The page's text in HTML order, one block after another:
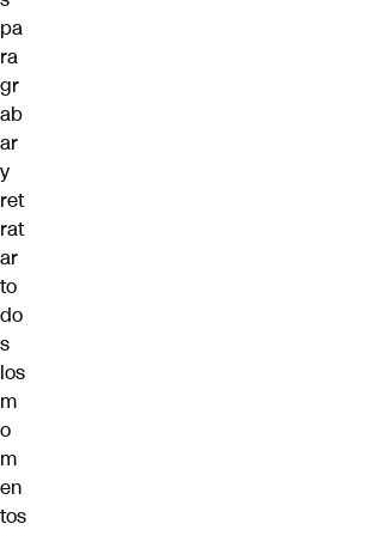
pa
ra
gr
ab
ar
y
ret
rat
ar
to
do
s
los
m
o
m
en
tos